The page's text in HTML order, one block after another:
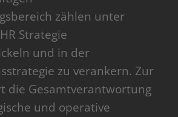
zählen unter
Strategie
und in der
zu verankern. Zur
die Gesamtverantwortung
und operative